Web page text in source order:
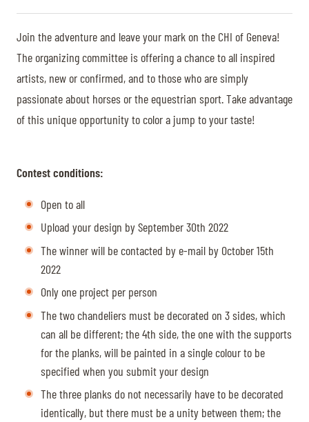
Join the adventure and leave your mark on the CHI of Geneva!
The organizing committee is offering a chance to all inspired
artists, new or confirmed, and to those who are simply
passionate about horses or the equestrian sport. Take advantage
of this unique opportunity to color a jump to your taste!
Contest conditions:
Open to all
Upload your design by September 30th 2022
The winner will be contacted by e-mail by October 15th
2022
Only one project per person
The two chandeliers must be decorated on 3 sides, which
can all be different; the 4th side, the one with the supports
for the planks, will be painted in a single colour to be
specified when you submit your design
The three planks do not necessarily have to be decorated
identically, but there must be a unity between them; the